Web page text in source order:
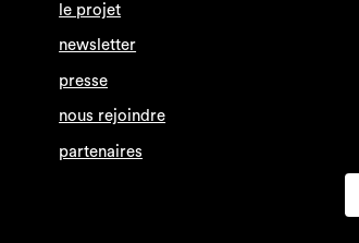
le projet
newsletter
presse
nous rejoindre
partenaires